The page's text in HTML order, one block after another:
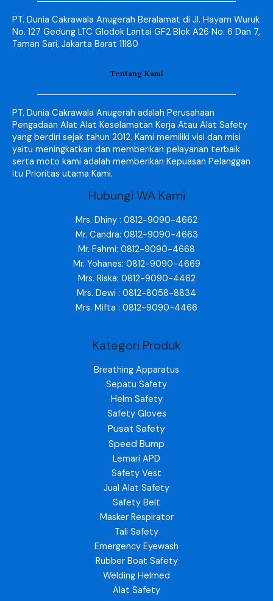
PT. Dunia Cakrawala Anugerah Beralamat di Jl. Hayam Wuruk
No. 127 Gedung LTC Glodok Lantai GF2 Blok A26 No. 6 Dan 7,
Taman Sari, Jakarta Barat 11180
Tentang Kami
PT. Dunia Cakrawala Anugerah adalah Perusahaan
Pengadaan Alat Alat Keselamatan Kerja Atau Alat Safety
yang berdiri sejak tahun 2012. Kami memiliki visi dan misi
yaitu meningkatkan dan memberikan pelayanan terbaik
serta moto kami adalah memberikan Kepuasan Pelanggan
itu Prioritas utama Kami.
Hubungi WA Kami
Mrs. Dhiny : 0812-9090-4662
Mr. Candra: 0812-9090-4663
Mr. Fahmi: 0812-9090-4668
Mr. Yohanes: 0812-9090-4669
Mrs. Riska: 0812-9090-4462
Mrs. Dewi : 0812-8058-8834
Mrs. Mifta : 0812-9090-4466
Kategori Produk
Breathing Apparatus
Sepatu Safety
Helm Safety
Safety Gloves
Pusat Safety
Speed Bump
Lemari APD
Safety Vest
Jual Alat Safety
Safety Belt
Masker Respirator
Tali Safety
Emergency Eyewash
Rubber Boat Safety
Welding Helmed
Alat Safety